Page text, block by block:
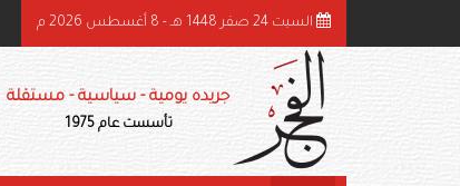
الدولة ونائباه يهنئون رئيس كوت ديفوار بذكرى استقلال بلاده
السبت 24 صفر 1448 هـ - 8 أغسطس 2026 م
جريده يومية - سياسية - مستقلة
تأسست عام 1975